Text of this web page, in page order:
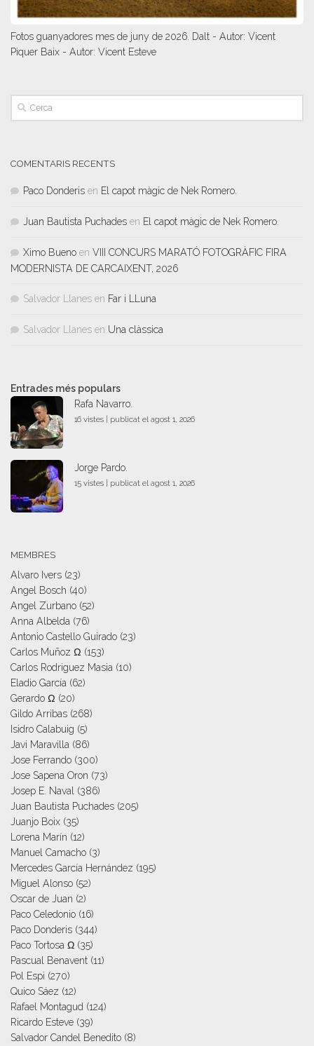
Fotos guanyadores mes de juny de 2026. Dalt - Autor: Vicent
Piquer Baix - Autor: Vicent Esteve
COMENTARIS RECENTS
Paco Donderis en El capot màgic de Nek Romero.
Juan Bautista Puchades en El capot màgic de Nek Romero.
Ximo Bueno en VIII CONCURS MARATÓ FOTOGRÀFIC FIRA
MODERNISTA DE CARCAIXENT, 2026
Salvador Llanes en Far i LLuna
Salvador Llanes en Una clàssica
Entrades més populars
Rafa Navarro.
16 vistes | publicat el agost 1, 2026
Jorge Pardo.
15 vistes | publicat el agost 1, 2026
MEMBRES
Alvaro Ivers (23)
Angel Bosch (40)
Angel Zurbano (52)
Anna Albelda (76)
Antonio Castello Guirado (23)
Carlos Muñoz Ω (153)
Carlos Rodriguez Masia (10)
Eladio García (62)
Gerardo Ω (20)
Gildo Arribas (268)
Isidro Calabuig (5)
Javi Maravilla (86)
Jose Ferrando (300)
Jose Sapena Oron (73)
Josep E. Naval
(386)
Juan Bautista Puchades (205)
Juanjo Boix (35)
Lorena Marín (12)
Manuel Camacho (3)
Mercedes García Hernández (195)
Miguel Alonso (52)
Oscar de Juan (2)
Paco Celedonio (16)
Paco Donderis (344)
Paco Tortosa Ω (35)
Pascual Benavent (11)
Pol Espi (270)
Quico Sáez (12)
Rafael Montagud (124)
Ricardo Esteve (39)
Salvador Candel Benedito (8)